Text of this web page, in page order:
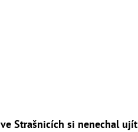
ve Strašnicích si nenechal ujít